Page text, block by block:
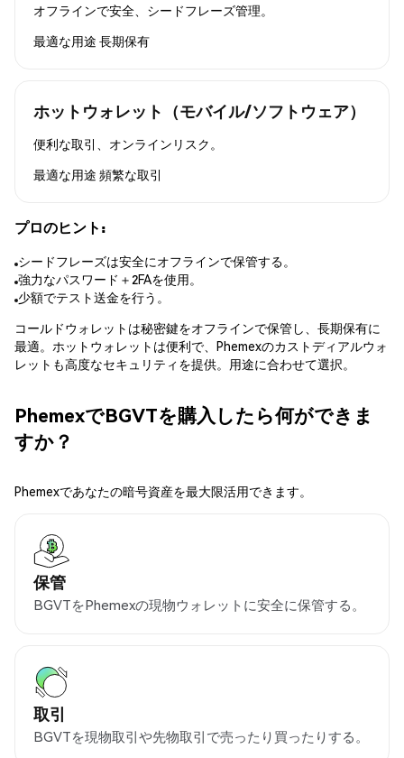
オフラインで安全、シードフレーズ管理。
最適な用途 長期保有
ホットウォレット（モバイル/ソフトウェア）
便利な取引、オンラインリスク。
最適な用途 頻繁な取引
プロのヒント:
シードフレーズは安全にオフラインで保管する。
強力なパスワード＋2FAを使用。
少額でテスト送金を行う。
コールドウォレットは秘密鍵をオフラインで保管し、長期保有に
最適。ホットウォレットは便利で、Phemexのカストディアルウォ
レットも高度なセキュリティを提供。用途に合わせて選択。
PhemexでBGVTを購入したら何ができま
すか？
Phemexであなたの暗号資産を最大限活用できます。
保管
BGVTをPhemexの現物ウォレットに安全に保管する。
取引
BGVTを現物取引や先物取引で売ったり買ったりする。